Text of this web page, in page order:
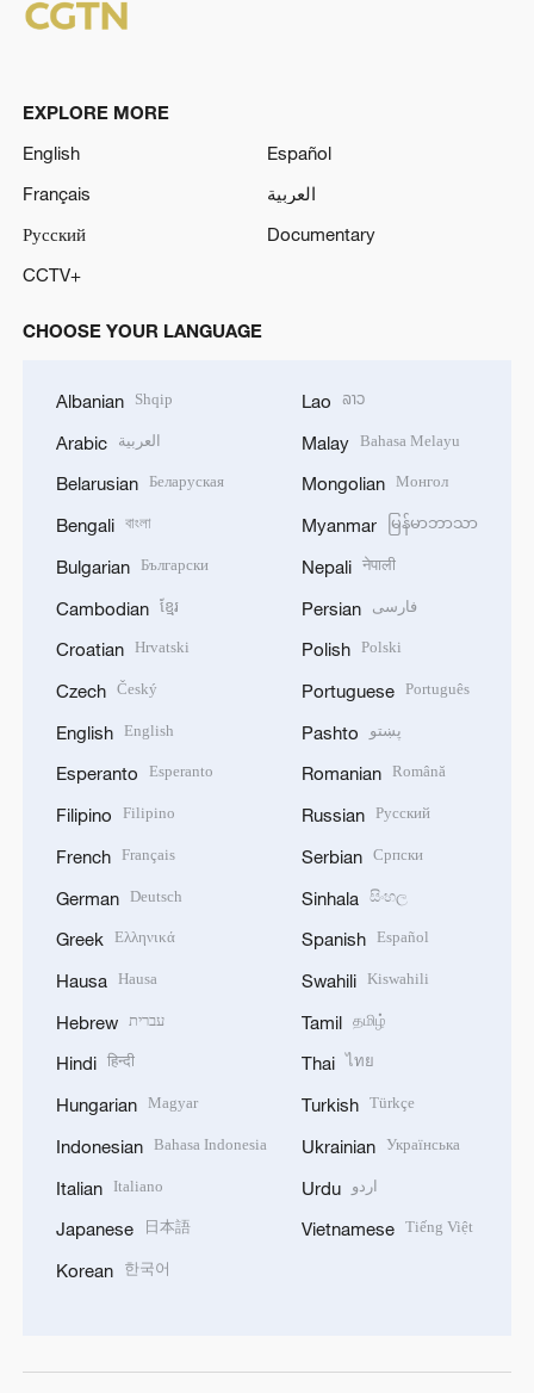
EXPLORE MORE
English
Español
Français
العربية
Русский
Documentary
CCTV+
CHOOSE YOUR LANGUAGE
Albanian Shqip
Arabic العربية
Belarusian Беларуская
Bengali বাংলা
Bulgarian Български
Cambodian ខ្មែរ
Croatian Hrvatski
Czech Český
English English
Esperanto Esperanto
Filipino Filipino
French Français
German Deutsch
Greek Ελληνικά
Hausa Hausa
Hebrew עברית
Hindi हिन्दी
Hungarian Magyar
Indonesian Bahasa Indonesia
Italian Italiano
Japanese 日本語
Korean 한국어
Lao ລາວ
Malay Bahasa Melayu
Mongolian Монгол
Myanmar မြန်မာဘာသာ
Nepali नेपाली
Persian فارسی
Polish Polski
Portuguese Português
Pashto پښتو
Romanian Română
Russian Русский
Serbian Српски
Sinhala සිංහල
Spanish Español
Swahili Kiswahili
Tamil தமிழ்
Thai ไทย
Turkish Türkçe
Ukrainian Українська
Urdu اردو
Vietnamese Tiếng Việt